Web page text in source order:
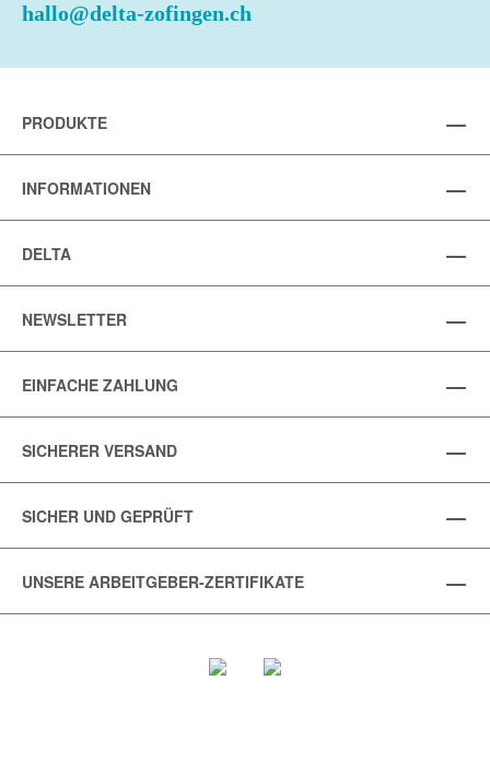
hallo@delta-zofingen.ch
PRODUKTE
INFORMATIONEN
DELTA
NEWSLETTER
EINFACHE ZAHLUNG
SICHERER VERSAND
SICHER UND GEPRÜFT
UNSERE ARBEITGEBER-ZERTIFIKATE